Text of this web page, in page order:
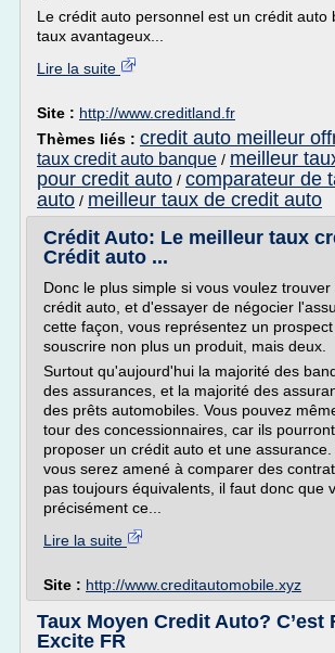
Le crédit auto personnel est un crédit auto
taux avantageux...
Lire la suite
Site : http://www.creditland.fr
Thèmes liés : credit auto meilleur
taux credit auto banque / meilleur
pour credit auto / comparateur de
auto / meilleur taux de credit auto
Crédit Auto: Le meilleur taux
Crédit auto ...
Donc le plus simple si vous voulez
crédit auto, et d'essayer de négocier
cette façon, vous représentez un
souscrire non plus un produit, mais deux.
Surtout qu'aujourd'hui la majorité des
des assurances, et la majorité des
des prêts automobiles. Vous pouvez
tour des concessionnaires, car ils
proposer un crédit auto et une assurance.
vous serez amené à comparer des
pas toujours équivalents, il faut donc que
précisément ce...
Lire la suite
Site : http://www.creditautomobile.xyz
Taux Moyen Credit Auto? C’est
Excite FR